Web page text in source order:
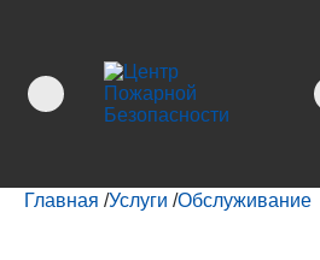
Главная /Услуги /Обслуживание